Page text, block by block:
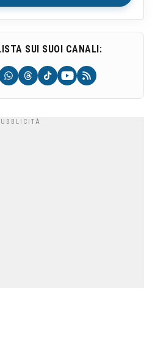
SUI SUOI CANALI: